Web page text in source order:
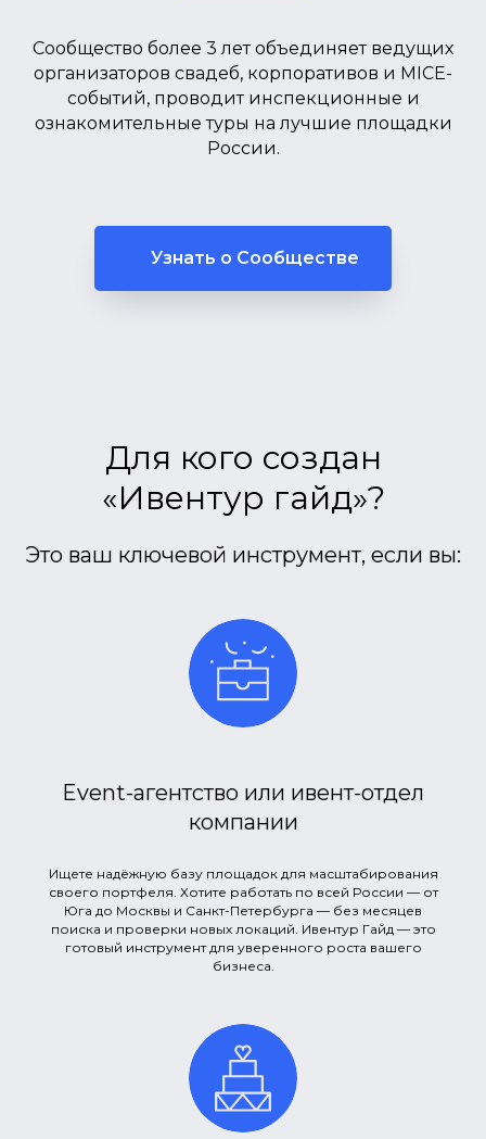
Сообщество более 3 лет объединяет ведущих
организаторов свадеб, корпоративов и MICE-
событий, проводит инспекционные и
ознакомительные туры на лучшие площадки
России.
Узнать о Сообществе
Для кого создан
«Ивентур гайд»?
Это ваш ключевой инструмент, если вы:
Event-агентство или ивент-отдел
компании
Ищете надёжную базу площадок для масштабирования
своего портфеля. Хотите работать по всей России — от
Юга до Москвы и Санкт-Петербурга — без месяцев
поиска и проверки новых локаций. Ивентур Гайд — это
готовый инструмент для уверенного роста вашего
бизнеса.